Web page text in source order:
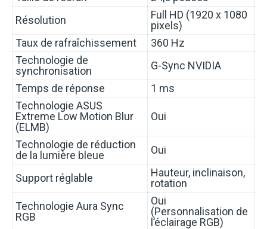
Résolution
Full HD (1920 x 1080
pixels)
Taux de rafraîchissement
360 Hz
Technologie de
synchronisation
G-Sync NVIDIA
Temps de réponse
1 ms
Technologie ASUS
Extreme Low Motion Blur
(ELMB)
Oui
Technologie de réduction
de la lumière bleue
Oui
Support réglable
Hauteur, inclinaison,
rotation
Technologie Aura Sync
RGB
Oui
(Personnalisation de
l’éclairage RGB)